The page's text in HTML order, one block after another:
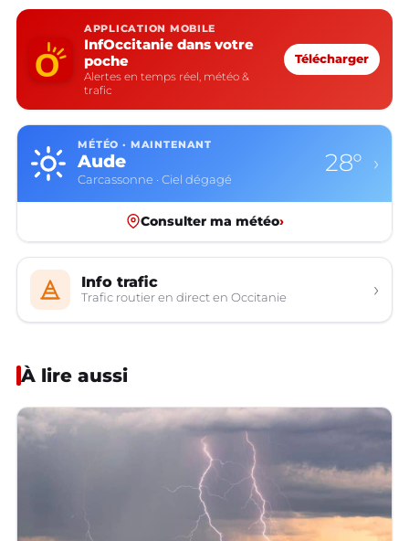
APPLICATION MOBILE
InfOccitanie dans votre
poche
Alertes en temps réel, météo &
trafic
Télécharger
MÉTÉO · MAINTENANT
Aude
Carcassonne · Ciel dégagé
28° ›
Consulter ma météo›
Info trafic
Trafic routier en direct en Occitanie ›
À lire aussi